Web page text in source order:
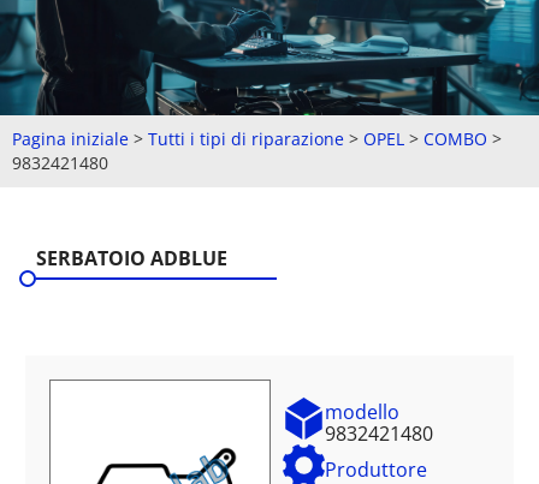
Pagina iniziale > Tutti i tipi di riparazione > OPEL > COMBO >
9832421480
SERBATOIO ADBLUE
modello
9832421480
Produttore